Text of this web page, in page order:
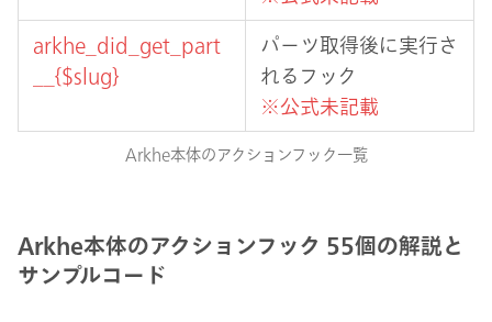
arkhe_did_get_part
__{$slug}
パーツ取得後に実行さ
れるフック
※公式未記載
Arkhe本体のアクションフック一覧
Arkhe本体のアクションフック 55個の解説と
サンプルコード